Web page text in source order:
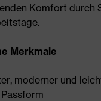
Komfort durch
Merkmale
moderner und